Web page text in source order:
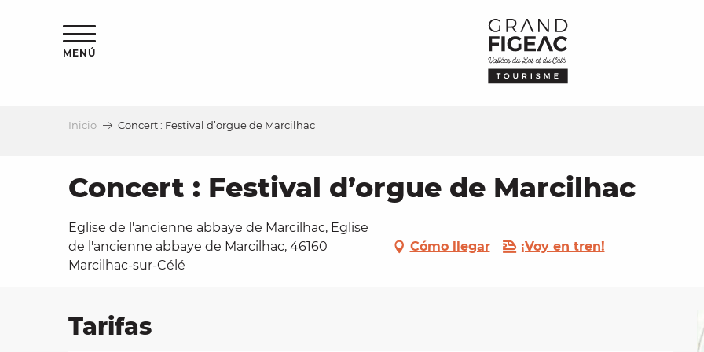
MENÚ
Inicio Concert : Festival d’orgue de Marcilhac
Concert : Festival d’orgue de Marcilhac
Eglise de l'ancienne abbaye de Marcilhac, Eglise
de l'ancienne abbaye de Marcilhac, 46160
Marcilhac-sur-Célé
Cómo llegar ¡Voy en tren!
Tarifas